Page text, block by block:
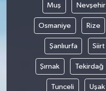
Muş Nevşehir
Osmaniye Rize
Şanlıurfa Siirt
Şırnak Tekirdağ
Tunceli Uşak